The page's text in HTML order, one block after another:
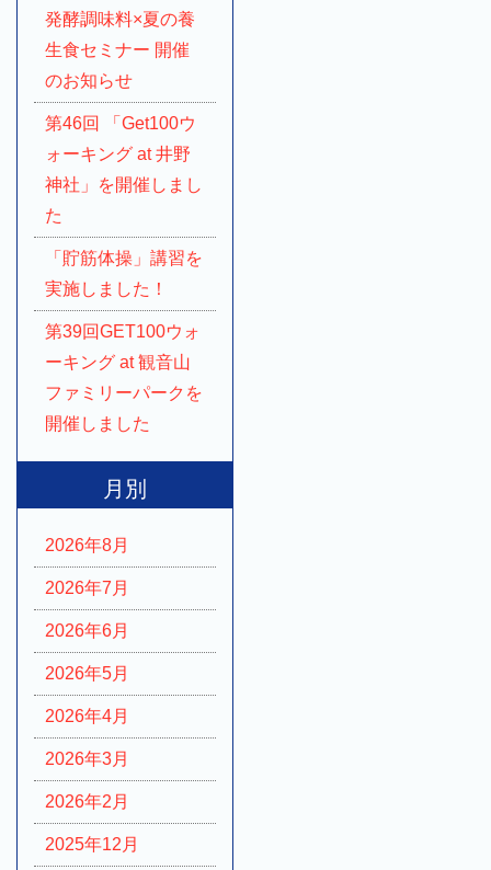
発酵調味料×夏の養
生食セミナー 開催
のお知らせ
第46回 「Get100ウ
ォーキング at 井野
神社」を開催しまし
た
「貯筋体操」講習を
実施しました！
第39回GET100ウォ
ーキング at 観音山
ファミリーパークを
開催しました
月別
2026年8月
2026年7月
2026年6月
2026年5月
2026年4月
2026年3月
2026年2月
2025年12月